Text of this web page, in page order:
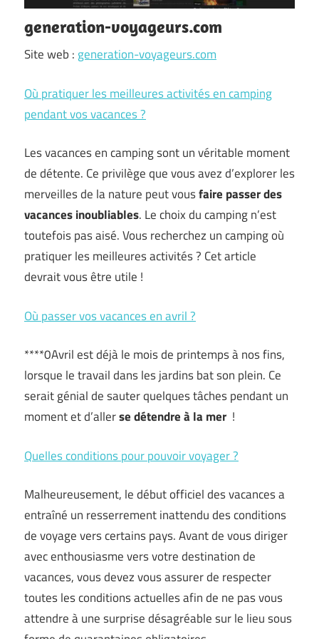
generation-voyageurs.com
Site web :generation-voyageurs.com
Où pratiquer les meilleures activités en camping
pendant vos vacances ?
Les vacances en camping sont un véritable moment
de détente. Ce privilège que vous avez d’explorer les
merveilles de la nature peut vousfaire passer des
vacances inoubliables. Le choix du camping n’est
toutefois pas aisé. Vous recherchez un camping où
pratiquer les meilleures activités ? Cet article
devrait vous être utile !
Où passer vos vacances en avril ?
****0Avril est déjà le mois de printemps à nos fins,
lorsque le travail dans les jardins bat son plein. Ce
serait génial de sauter quelques tâches pendant un
moment et d’allerse détendre à la mer !
Quelles conditions pour pouvoir voyager ?
Malheureusement, le début officiel des vacances a
entraîné un resserrement inattendu des conditions
de voyage vers certains pays. Avant de vous diriger
avec enthousiasme vers votre destination de
vacances, vous devez vous assurer de respecter
toutes les conditions actuelles afin de ne pas vous
attendre à une surprise désagréable sur le lieu sous